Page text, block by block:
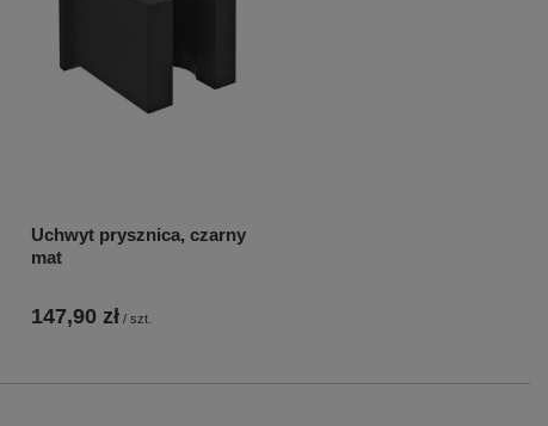
Uchwyt prysznica, czarny
mat
147,90 zł / szt.